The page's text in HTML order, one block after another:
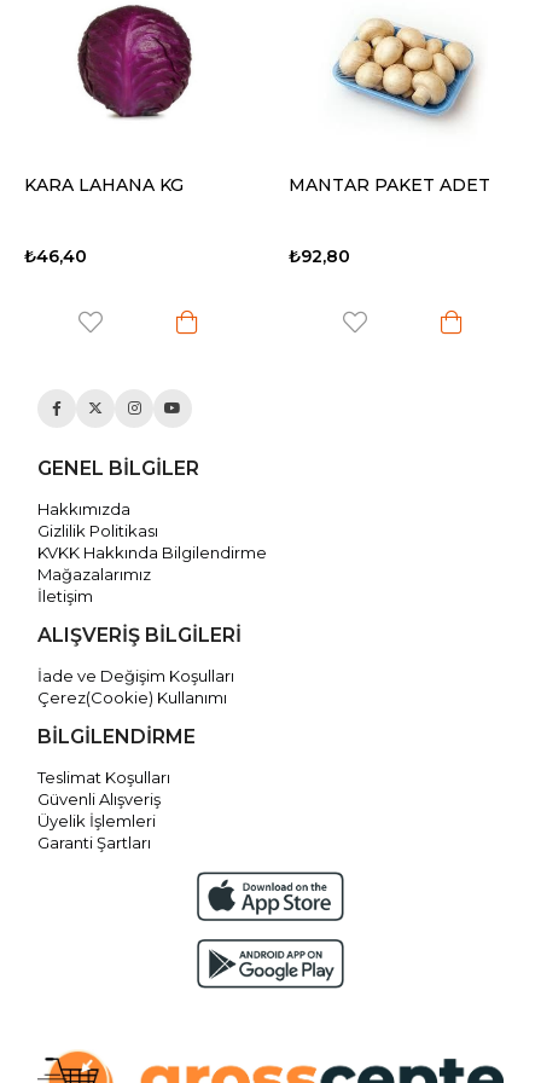
LAHANA KG MANTAR PAKET ADET
GENEL BİLGİLER
Hakkımızda
Gizlilik Politikası
KVKK Hakkında Bilgilendirme
Mağazalarımız
İletişim
ALIŞVERİŞ BİLGİLERİ
İade ve Değişim Koşulları
Çerez(Cookie) Kullanımı
BİLGİLENDİRME
Teslimat Koşulları
Güvenli Alışveriş
Üyelik İşlemleri
Garanti Şartları